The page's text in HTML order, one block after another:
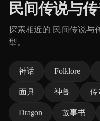
民间传说与
探索相近的 民间传说与
型。
神话 Folklore
面具 神兽 传
Dragon 故事书